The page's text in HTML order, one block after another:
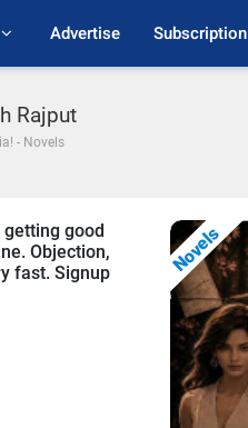
Advertise Subscription
Rajput
- Novels
good
Objection,
fast. Signup
Novels